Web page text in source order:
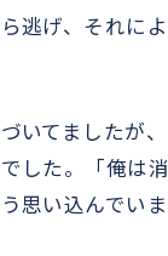
逃げ、それによ
いてましたが
した。「俺は
思い込んでいま